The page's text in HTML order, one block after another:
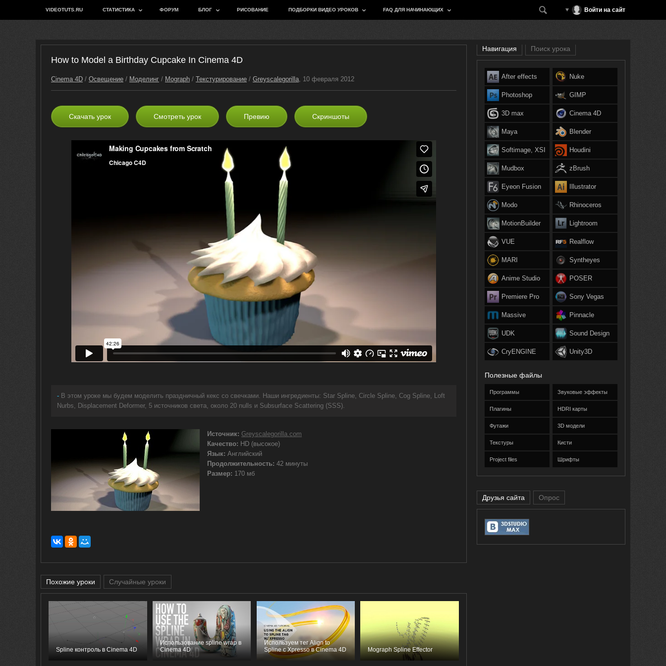
VIDEOTUTS.RU СТАТИСТИКА ФОРУМ БЛОГ РИСОВАНИЕ ПОДБОРКИ ВИДЕО УРОКОВ FAQ ДЛЯ НАЧИНАЮЩИХ Войти на сайт
How to Model a Birthday Cupcake In Cinema 4D
Cinema 4D / Освещение / Моделинг / Mograph / Текстурирование / Greyscalegorilla, 10 февраля 2012
Скачать урок Смотреть урок Превию Скриншоты
- В этом уроке мы будем моделить праздничный кекс со свечками. Наши ингредиенты: Star Spline, Circle Spline, Cog Spline, Loft
Nurbs, Displacement Deformer, 5 источников света, около 20 nulls и Subsurface Scattering (SSS).
Источник: Greyscalegorilla.com
Качество: HD (высокое)
Язык: Английский
Продолжительность: 42 минуты
Размер: 170 мб
Похожие уроки Случайные уроки
Spline контроль в Cinema 4D
Использование spline wrap в
Cinema 4D
Используем тег Align to
Spline с Xpresso в Cinema 4D
Mograph Spline Effector
Навигация Поиск урока
After effects
Photoshop
3D max
Maya
Softimage, XSI
Mudbox
Eyeon Fusion
Modo
MotionBuilder
VUE
MARI
Anime Studio
Premiere Pro
Massive
UDK
CryENGINE
Nuke
GIMP
Cinema 4D
Blender
Houdini
zBrush
Illustrator
Rhinoceros
Lightroom
Realflow
Syntheyes
POSER
Sony Vegas
Pinnacle
Sound Design
Unity3D
Полезные файлы
Программы
Плагины
Футажи
Текстуры
Project files
Звуковые эффекты
HDRI карты
3D модели
Кисти
Шрифты
Друзья сайта Опрос